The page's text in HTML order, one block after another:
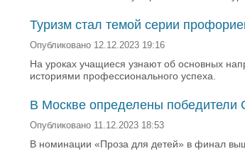
Туризм стал темой серии
Опубликовано 12.12.2023 19:16
На уроках учащиеся узнают об основных
историями профессионального успеха.
В Москве определены победители
Опубликовано 11.12.2023 18:53
В номинации «Проза для детей» в финал